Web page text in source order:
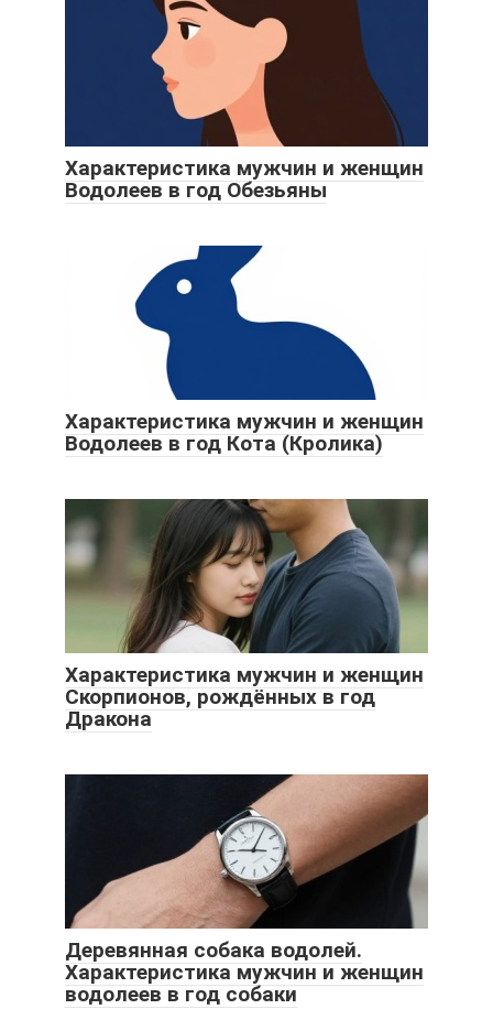
Характеристика мужчин и женщин
Водолеев в год Обезьяны
Характеристика мужчин и женщин
Водолеев в год Кота (Кролика)
Характеристика мужчин и женщин
Скорпионов, рождённых в год
Дракона
Деревянная собака водолей.
Характеристика мужчин и женщин
водолеев в год собаки